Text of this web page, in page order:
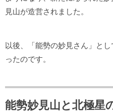
見山が造営されました。
以後、「能勢の妙見さん」と
ったのです。
能勢妙見山と北極星